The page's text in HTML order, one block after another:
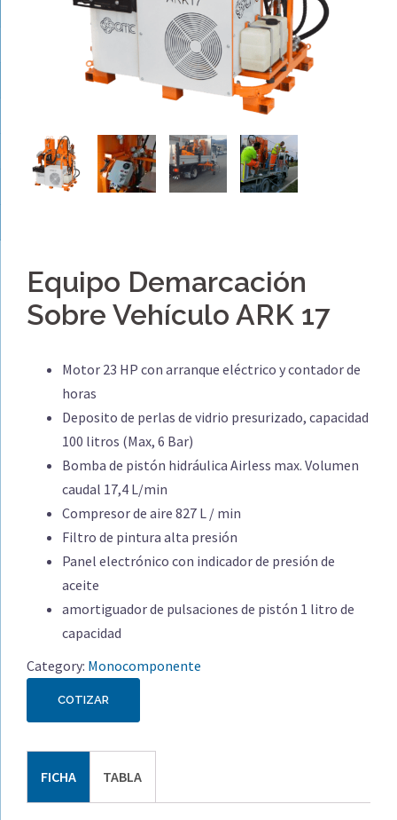
Equipo Demarcación
Sobre Vehículo ARK 17
Motor 23 HP con arranque eléctrico y contador de
horas
Deposito de perlas de vidrio presurizado, capacidad
100 litros (Max, 6 Bar)
Bomba de pistón hidráulica Airless max. Volumen
caudal 17,4 L/min
Compresor de aire 827 L / min
Filtro de pintura alta presión
Panel electrónico con indicador de presión de
aceite
amortiguador de pulsaciones de pistón 1 litro de
capacidad
Category: Monocomponente
COTIZAR
FICHA TABLA